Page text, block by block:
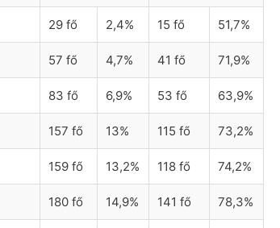
29 fő 2,4% 15 fő 51,7%
57 fő 4,7% 41 fő 71,9%
83 fő 6,9% 53 fő 63,9%
157 fő 13% 115 fő 73,2%
159 fő 13,2% 118 fő 74,2%
180 fő 14,9% 141 fő 78,3%